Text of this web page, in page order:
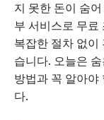
지 못한 돈이 숨
부 서비스로 무료
복잡한 절차 없이
습니다. 오늘은
방법과 꼭 알아야
다.